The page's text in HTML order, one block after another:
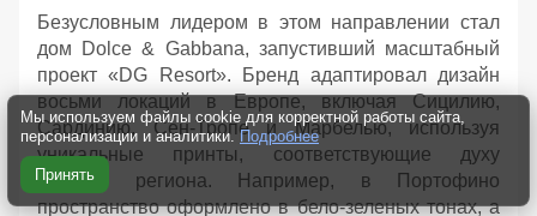
Безусловным лидером в этом направлении стал
дом Dolce & Gabbana, запустивший масштабный
проект «DG Resort». Бренд адаптировал дизайн
восьми локаций в Европе, включая Сицилию,
Сардинию, Сен-Тропе и Марбелью, используя
уникальные принты, соответствующие духу
каждого региона. Например, в Портофино
пространство оформлено в бело-зеленых тонах, а
Мы используем файлы cookie для корректной работы сайта,
персонализации и аналитики. Подробнее
Принять